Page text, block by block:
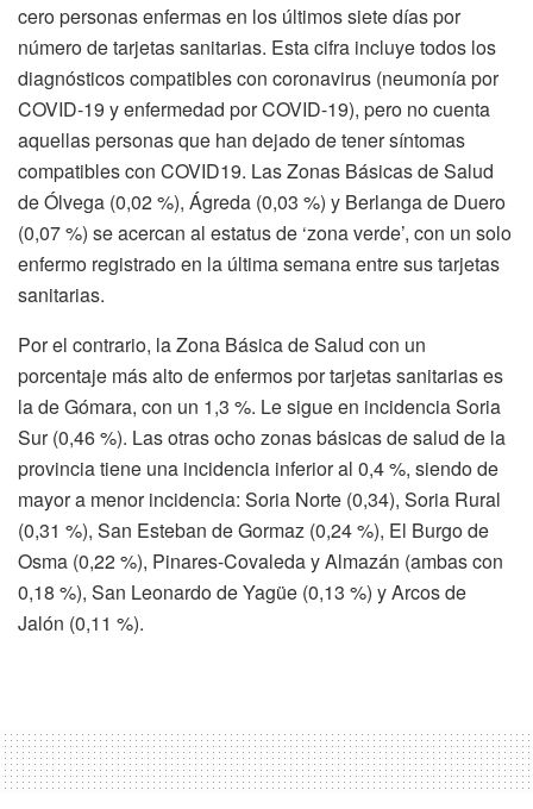
cero personas enfermas en los últimos siete días por
número de tarjetas sanitarias. Esta cifra incluye todos los
diagnósticos compatibles con coronavirus (neumonía por
COVID-19 y enfermedad por COVID-19), pero no cuenta
aquellas personas que han dejado de tener síntomas
compatibles con COVID19. Las Zonas Básicas de Salud
de Ólvega (0,02 %), Ágreda (0,03 %) y Berlanga de Duero
(0,07 %) se acercan al estatus de ‘zona verde’, con un solo
enfermo registrado en la última semana entre sus tarjetas
sanitarias.
Por el contrario, la Zona Básica de Salud con un
porcentaje más alto de enfermos por tarjetas sanitarias es
la de Gómara, con un 1,3 %. Le sigue en incidencia Soria
Sur (0,46 %). Las otras ocho zonas básicas de salud de la
provincia tiene una incidencia inferior al 0,4 %, siendo de
mayor a menor incidencia: Soria Norte (0,34), Soria Rural
(0,31 %), San Esteban de Gormaz (0,24 %), El Burgo de
Osma (0,22 %), Pinares-Covaleda y Almazán (ambas con
0,18 %), San Leonardo de Yagüe (0,13 %) y Arcos de
Jalón (0,11 %).